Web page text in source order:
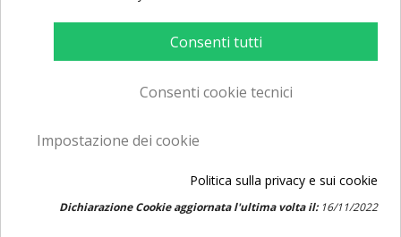
© Caffè Caroli 2017. All rights reserved. P.Iva 02594290732. Powered by
Consenti tutti
Consenti cookie tecnici
Impostazione dei cookie
Politica sulla privacy e sui cookie
Dichiarazione Cookie aggiornata l'ultima volta il:16/11/2022